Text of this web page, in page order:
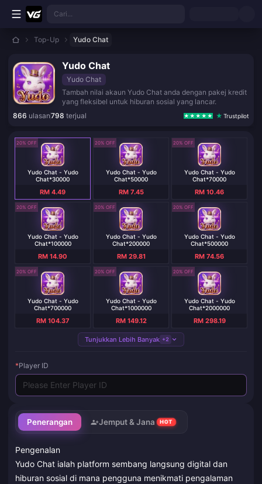
Langkau ke kandungan utama
Cari...
Top-Up Yudo Chat
Yudo Chat
Yudo Chat
Tambah nilai akaun Yudo Chat anda dengan pakej kredit
yang fleksibel untuk hiburan sosial yang lancar.
866 ulasan798 terjual Trustpilot
Penerangan Jemput & Jana HOT
Pengenalan
Yudo Chat ialah platform sembang langsung digital dan
hiburan sosial di mana pengguna menikmati pengalaman
20% OFF
Yudo Chat - Yudo
Chat*30000
RM 4.49
20% OFF
Yudo Chat - Yudo
Chat*50000
RM 7.45
20% OFF
Yudo Chat - Yudo
Chat*70000
RM 10.46
20% OFF
Yudo Chat - Yudo
Chat*100000
RM 14.90
20% OFF
Yudo Chat - Yudo
Chat*200000
RM 29.81
20% OFF
Yudo Chat - Yudo
Chat*500000
RM 74.56
20% OFF
Yudo Chat - Yudo
Chat*700000
RM 104.37
20% OFF
Yudo Chat - Yudo
Chat*1000000
RM 149.12
20% OFF
Yudo Chat - Yudo
Chat*2000000
RM 298.19
Tunjukkan Lebih Banyak +2
*Player ID